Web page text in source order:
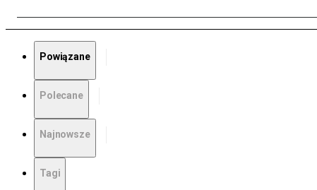
Powiązane
Polecane
Najnowsze
Tagi